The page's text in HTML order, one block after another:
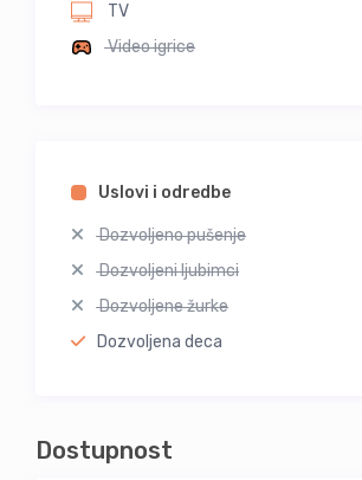
TV
Video igrice
Uslovi i odredbe
Dozvoljeno pušenje
Dozvoljeni ljubimci
Dozvoljene žurke
Dozvoljena deca
Dostupnost